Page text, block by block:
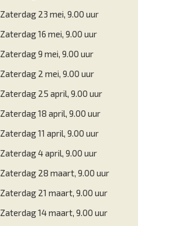
Zaterdag 23 mei, 9.00 uur
Zaterdag 16 mei, 9.00 uur
Zaterdag 9 mei, 9.00 uur
Zaterdag 2 mei, 9.00 uur
Zaterdag 25 april, 9.00 uur
Zaterdag 18 april, 9.00 uur
Zaterdag 11 april, 9.00 uur
Zaterdag 4 april, 9.00 uur
Zaterdag 28 maart, 9.00 uur
Zaterdag 21 maart, 9.00 uur
Zaterdag 14 maart, 9.00 uur